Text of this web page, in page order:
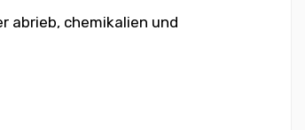
abrieb, chemikalien und